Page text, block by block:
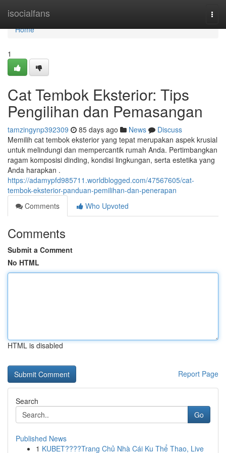
isocialfans
Home
Home
1
Cat Tembok Eksterior: Tips
Pengilihan dan Pemasangan
tamzingynp392309 85 days ago News
Discuss
Memilih cat tembok eksterior yang tepat merupakan aspek krusial
untuk melindungi dan mempercantik rumah Anda. Pertimbangkan
ragam komposisi dinding, kondisi lingkungan, serta estetika yang
Anda harapkan .
https://adamypfd985711.worldblogged.com/47567605/cat-
tembok-eksterior-panduan-pemilihan-dan-penerapan
Comments
Who Upvoted
Comments
Submit a Comment
No HTML
HTML is disabled
Report Page
Search
Go
Published News
1 KUBET????️Trang Chủ Nhà Cái Ku Thể Thao, Live